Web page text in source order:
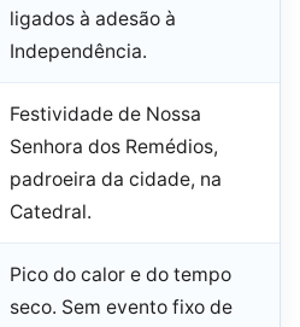
ligados à adesão à
Independência.
Festividade de Nossa
Senhora dos Remédios,
padroeira da cidade, na
Catedral.
Pico do calor e do tempo
seco. Sem evento fixo de